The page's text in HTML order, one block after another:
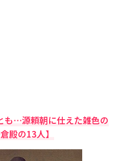
も…源頼朝に仕えた雑色の
殿の13人】